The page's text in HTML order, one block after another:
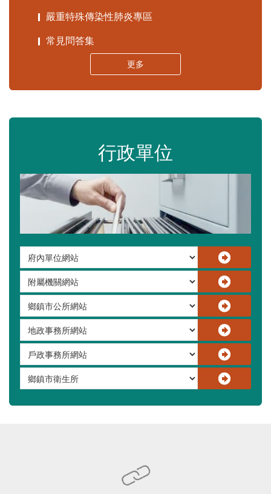
嚴重特殊傳染性肺炎專區
常見問答集
更多
行政單位